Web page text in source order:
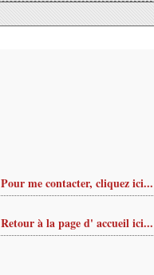
Pour me contacter, cliquez ici...
Retour à la page d' accueil ici...